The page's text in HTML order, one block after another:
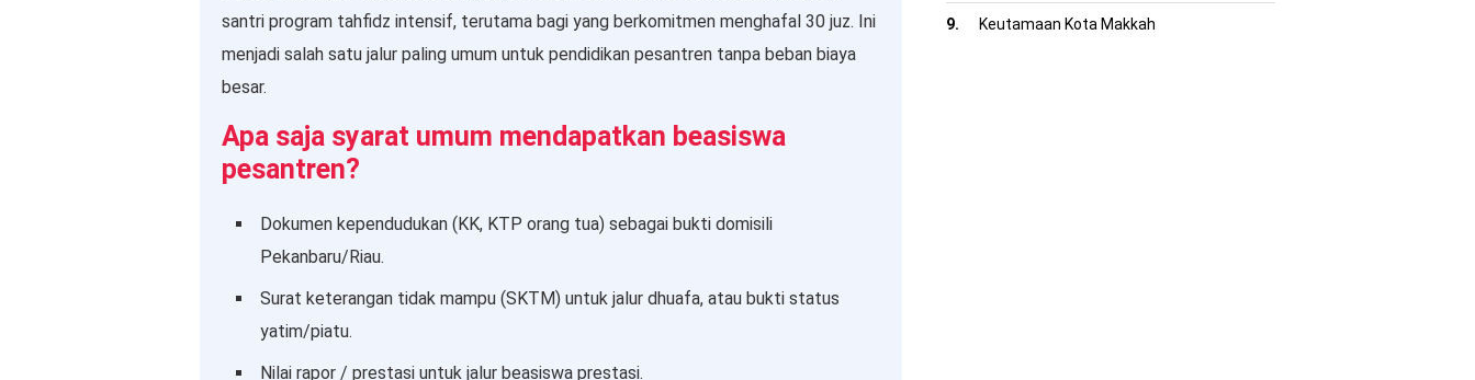
santri program tahfidz intensif, terutama bagi yang berkomitmen menghafal 30 juz. Ini
menjadi salah satu jalur paling umum untuk pendidikan pesantren tanpa beban biaya
besar.
Apa saja syarat umum mendapatkan beasiswa
pesantren?
Dokumen kependudukan (KK, KTP orang tua) sebagai bukti domisili
Pekanbaru/Riau.
Surat keterangan tidak mampu (SKTM) untuk jalur dhuafa, atau bukti status
yatim/piatu.
Nilai rapor / prestasi untuk jalur beasiswa prestasi.
Keutamaan Kota Makkah